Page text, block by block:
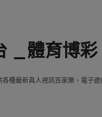
_體育博
種最新真人視訊百家樂、電子遊